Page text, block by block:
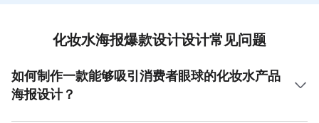
化妆水海报爆款设计设计常见问题
如何制作一款能够吸引消费者眼球的化妆水产品
海报设计？